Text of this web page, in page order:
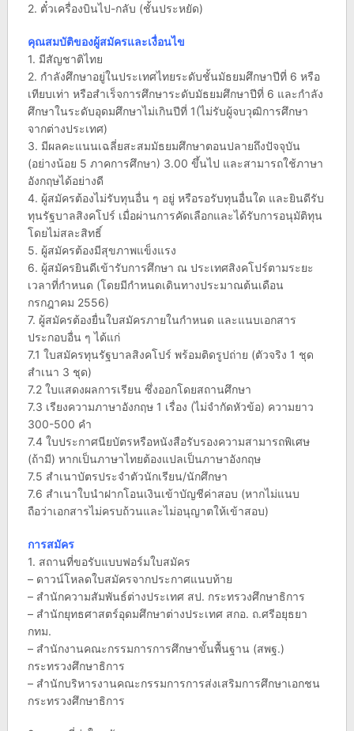
2. ตั๋วเครื่องบินไป-กลับ (ชั้นประหยัด)
คุณสมบัติของผู้สมัครและเงื่อนไข
1. มีสัญชาติไทย
2. กำลังศึกษาอยู่ในประเทศไทยระดับชั้นมัธยมศึกษาปีที่ 6 หรือ
เทียบเท่า หรือสำเร็จการศึกษาระดับมัธยมศึกษาปีที่ 6 และกำลัง
ศึกษาในระดับอุดมศึกษาไม่เกินปีที่ 1(ไม่รับผู้จบวุฒิการศึกษา
จากต่างประเทศ)
3. มีผลคะแนนเฉลี่ยสะสมมัธยมศึกษาตอนปลายถึงปัจจุบัน
(อย่างน้อย 5 ภาคการศึกษา) 3.00 ขึ้นไป และสามารถใช้ภาษา
อังกฤษได้อย่างดี
4. ผู้สมัครต้องไม่รับทุนอื่น ๆ อยู่ หรือรอรับทุนอื่นใด และยินดีรับ
ทุนรัฐบาลสิงคโปร์ เมื่อผ่านการคัดเลือกและได้รับการอนุมัติทุน
โดยไม่สละสิทธิ์
5. ผู้สมัครต้องมีสุขภาพแข็งแรง
6. ผู้สมัครยินดีเข้ารับการศึกษา ณ ประเทศสิงคโปร์ตามระยะ
เวลาที่กำหนด (โดยมีกำหนดเดินทางประมาณต้นเดือน
กรกฎาคม 2556)
7. ผู้สมัครต้องยื่นใบสมัครภายในกำหนด และแนบเอกสาร
ประกอบอื่น ๆ ได้แก่
7.1 ใบสมัครทุนรัฐบาลสิงคโปร์ พร้อมติดรูปถ่าย (ตัวจริง 1 ชุด
สำเนา 3 ชุด)
7.2 ใบแสดงผลการเรียน ซึ่งออกโดยสถานศึกษา
7.3 เรียงความภาษาอังกฤษ 1 เรื่อง (ไม่จำกัดหัวข้อ) ความยาว
300-500 คำ
7.4 ใบประกาศนียบัตรหรือหนังสือรับรองความสามารถพิเศษ
(ถ้ามี) หากเป็นภาษาไทยต้องแปลเป็นภาษาอังกฤษ
7.5 สำเนาบัตรประจำตัวนักเรียน/นักศึกษา
7.6 สำเนาใบนำฝากโอนเงินเข้าบัญชีค่าสอบ (หากไม่แนบ
ถือว่าเอกสารไม่ครบถ้วนและไม่อนุญาตให้เข้าสอบ)
การสมัคร
1. สถานที่ขอรับแบบฟอร์มใบสมัคร
– ดาวน์โหลดใบสมัครจากประกาศแนบท้าย
– สำนักความสัมพันธ์ต่างประเทศ สป. กระทรวงศึกษาธิการ
– สำนักยุทธศาสตร์อุดมศึกษาต่างประเทศ สกอ. ถ.ศรีอยุธยา
กทม.
– สำนักงานคณะกรรมการการศึกษาขั้นพื้นฐาน (สพฐ.)
กระทรวงศึกษาธิการ
– สำนักบริหารงานคณะกรรมการการส่งเสริมการศึกษาเอกชน
กระทรวงศึกษาธิการ